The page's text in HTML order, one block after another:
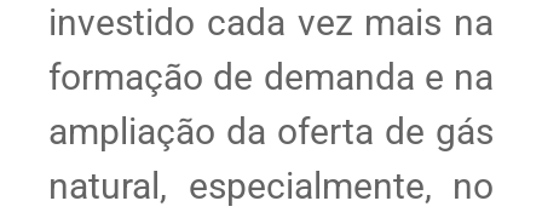
investido cada vez mais na
formação de demanda e na
ampliação da oferta de gás
natural, especialmente, no